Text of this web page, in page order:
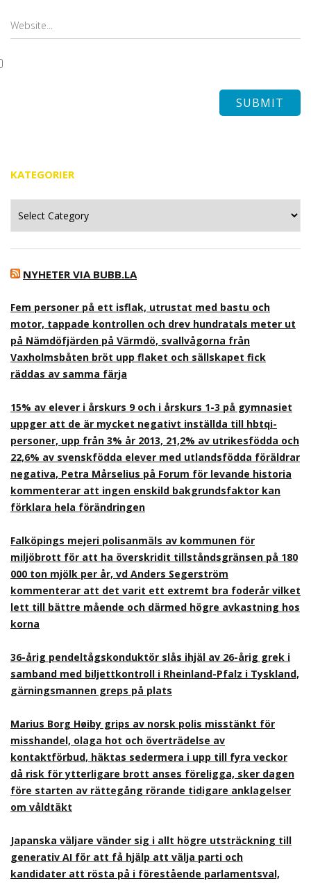
KATEGORIER
NYHETER VIA BUBB.LA
Fem personer på ett isflak, utrustat med bastu och
motor, tappade kontrollen och drev hundratals meter ut
på Nämdöfjärden på Värmdö, svallvågorna från
Vaxholmsbåten bröt upp flaket och sällskapet fick
räddas av samma färja
15% av elever i årskurs 9 och i årskurs 1-3 på gymnasiet
uppger att de är mycket negativt inställda till hbtqi-
personer, upp från 3% år 2013, 21,2% av utrikesfödda och
22,6% av svenskfödda elever med utlandsfödda föräldrar
negativa, Petra Mårselius på Forum för levande historia
kommenterar att ingen enskild bakgrundsfaktor kan
förklara hela förändringen
Falköpings mejeri polisanmäls av kommunen för
miljöbrott för att ha överskridit tillståndsgränsen på 180
000 ton mjölk per år, vd Anders Segerström
kommenterar att det varit ett extremt bra foderår vilket
lett till bättre mående och därmed högre avkastning hos
korna
36-årig pendeltågskonduktör slås ihjäl av 26-årig grek i
samband med biljettkontroll i Rheinland-Pfalz i Tyskland,
gärningsmannen greps på plats
Marius Borg Høiby grips av norsk polis misstänkt för
misshandel, olaga hot och överträdelse av
kontaktförbud, häktas sedermera i upp till fyra veckor
då risk för ytterligare brott anses föreligga, sker dagen
före starten av rättegång rörande tidigare anklagelser
om våldtäkt
Japanska väljare vänder sig i allt högre utsträckning till
generativ AI för att få hjälp att välja parti och
kandidater att rösta på i förestående parlamentsval,